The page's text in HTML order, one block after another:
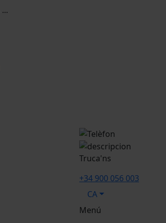
...
Truca'ns
+34 900 056 003
CA
Menú